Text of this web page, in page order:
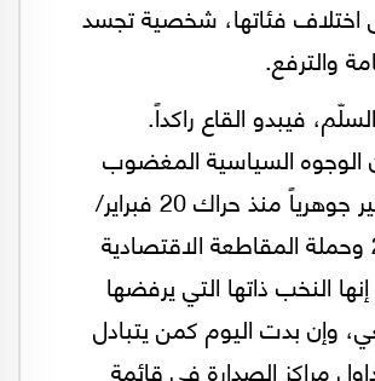
اختلاف فئاتها، شخصية تجسد
والترفع.
فيبدو القاع راكداً.
الوجوه السياسية المغضوب
عليها لم تتغير جوهرياً منذ حراك 20 فبراير/
شباط 2011 وحملة المقاطعة الاقتصادية
2018. إنها النخب ذاتها التي يرفضها
وإن بدت اليوم كمن يتبادل
مراكز الصدارة في قائمة